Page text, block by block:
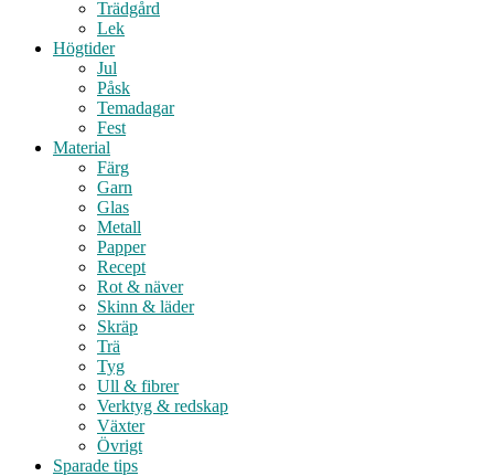
Trädgård
Lek
Högtider
Jul
Påsk
Temadagar
Fest
Material
Färg
Garn
Glas
Metall
Papper
Recept
Rot & näver
Skinn & läder
Skräp
Trä
Tyg
Ull & fibrer
Verktyg & redskap
Växter
Övrigt
Sparade tips